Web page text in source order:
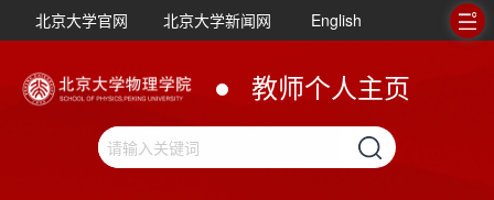
北京大学官网 北京大学新闻网 English
教师个人主页